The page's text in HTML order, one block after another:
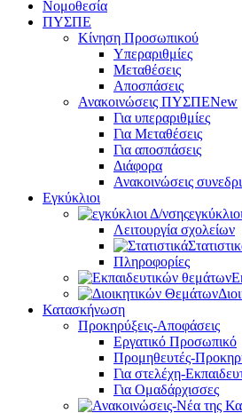
Νομοθεσία
ΠΥΣΠΕ
Κίνηση Προσωπικού
Υπεραριθμίες
Μεταθέσεις
Αποσπάσεις
Ανακοινώσεις ΠΥΣΠΕNew
Για υπεραριθμίες
Για Μεταθέσεις
Για αποσπάσεις
Διάφορα
Ανακοινώσεις
Εγκύκλιοι
Λειτουργία σχολείων
Πληροφορίες
Κατασκήνωση
Προκηρύξεις-Αποφάσεις
Εργατικό Προσωπικό
Προμηθευτές-
Για στελέχη-
Για Ομαδάρχισσες